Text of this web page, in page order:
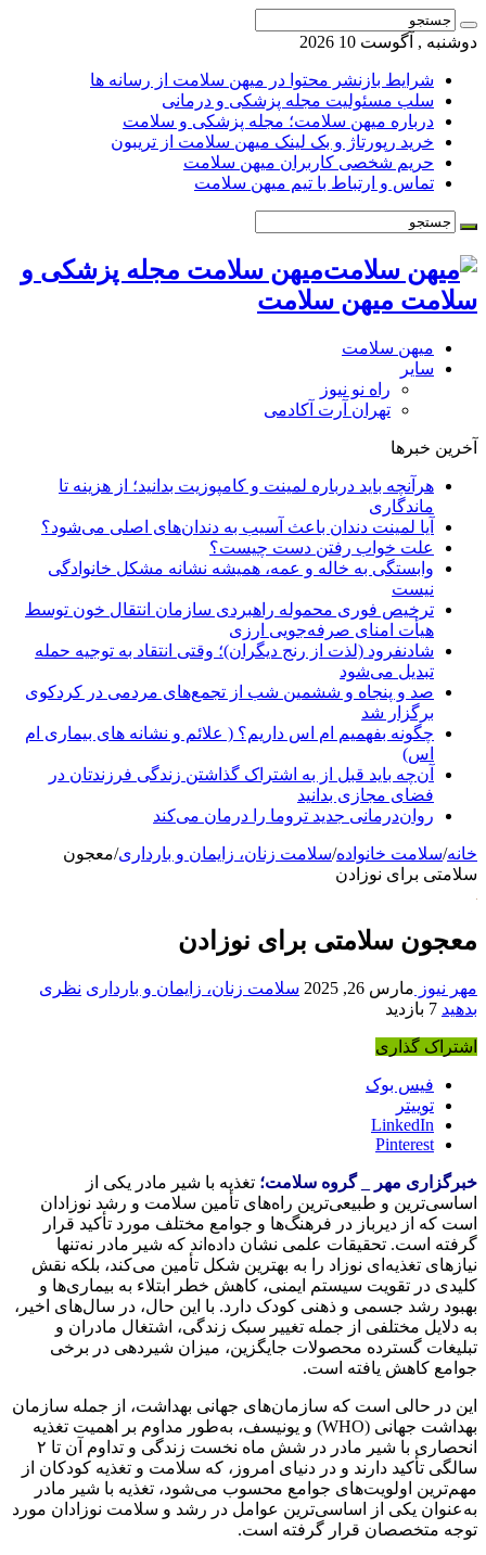
, آگوست 10 2026
شرایط بازنشر محتوا در میهن سلامت از رسانه ها
سلب مسئولیت مجله پزشکی و درمانی
درباره میهن سلامت؛ مجله پزشکی و سلامت
خرید رپورتاژ و بک لینک میهن سلامت از تریبون
حریم شخصی کاربران میهن سلامت
تماس و ارتباط با تیم میهن سلامت
میهن سلامت مجله پزشکی و
میهن سلامت
میهن سلامت
سایر
راه نو نیوز
تهران آرت آکادمی
خبرها
هرآنچه باید درباره لمینت و کامپوزیت بدانید؛ از هزینه تا
ماندگاری
آیا لمینت دندان باعث آسیب به دندان‌های اصلی می‌شود؟
علت خواب رفتن دست چیست؟
وابستگی به خاله و عمه، همیشه نشانه مشکل خانوادگی
نیست
ترخیص فوری محموله راهبردی سازمان انتقال خون توسط
هیأت امنای صرفه‌جویی ارزی
شادنفرود (لذت از رنج دیگران)؛ وقتی انتقاد به توجیه حمله
تبدیل می‌شود
صد و پنجاه‌ و ششمین شب از تجمع‌های مردمی در کردکوی
برگزار شد
چگونه بفهمیم ام اس داریم؟ ( علائم و نشانه های بیماری ام
اس)
آن‌چه باید قبل از به اشتراک گذاشتن زندگی فرزندتان در
فضای مجازی بدانید
روان‌درمانی جدید تروما را درمان می‌کند
/سلامت خانواده/سلامت زنان، زایمان و بارداری /معجون
برای نوزادن
سلامتی برای نوزادن
نیوزمارس 26, 2025 سلامت زنان، زایمان و بارداری نظری
7 بازدید
گذاری
فیس بوک
توییتر
LinkedIn
Pinterest
مهر _ گروهسلامت؛تغذیه با شیر مادر یکی از
و طبیعی‌ترین راه‌های تأمین سلامت و رشد نوزادان
که از دیرباز در فرهنگ‌ها و جوامع مختلف مورد تأکید قرار
است. تحقیقات علمی نشان داده‌اند که شیر مادر نه‌تنها
تغذیه‌ای نوزاد را به بهترین شکل تأمین می‌کند، بلکه نقش
در تقویت سیستم ایمنی، کاهش خطر ابتلاء به بیماری‌ها و
رشد جسمی و ذهنی کودک دارد. با این حال، در سال‌های اخیر،
دلایل مختلفی از جمله تغییر سبک زندگی، اشتغال مادران و
گسترده محصولات جایگزین، میزان شیردهی در برخی
کاهش یافته است.
در حالی است که سازمان‌های جهانی بهداشت، از جمله سازمان
بهداشت جهانی (WHO) و یونیسف، به‌طور مداوم بر اهمیت تغذیه
انحصاری با شیر مادر در شش ماه نخست زندگی و تداوم آن تا ۲
تأکید دارند و در دنیای امروز، که سلامت و تغذیه کودکان از
اولویت‌های جوامع محسوب می‌شود، تغذیه با شیر مادر
یکی از اساسی‌ترین عوامل در رشد و سلامت نوزادان مورد
متخصصان قرار گرفته است.